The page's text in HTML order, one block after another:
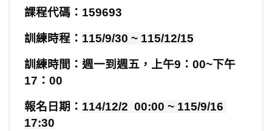
課程代碼： 159693
訓練時程： 115/9/30 ~ 115/12/15
訓練時間：週一到週五，上午9 ： 00~下午
17 ： 00
報名日期： 114/12/2 00:00 ~ 115/9/16
17:30